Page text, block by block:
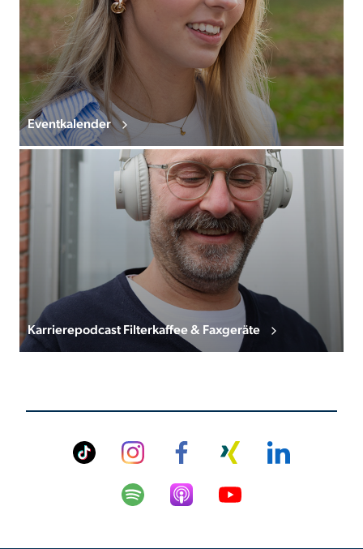
Eventkalender
Karrierepodcast Filterkaffee & Faxgeräte